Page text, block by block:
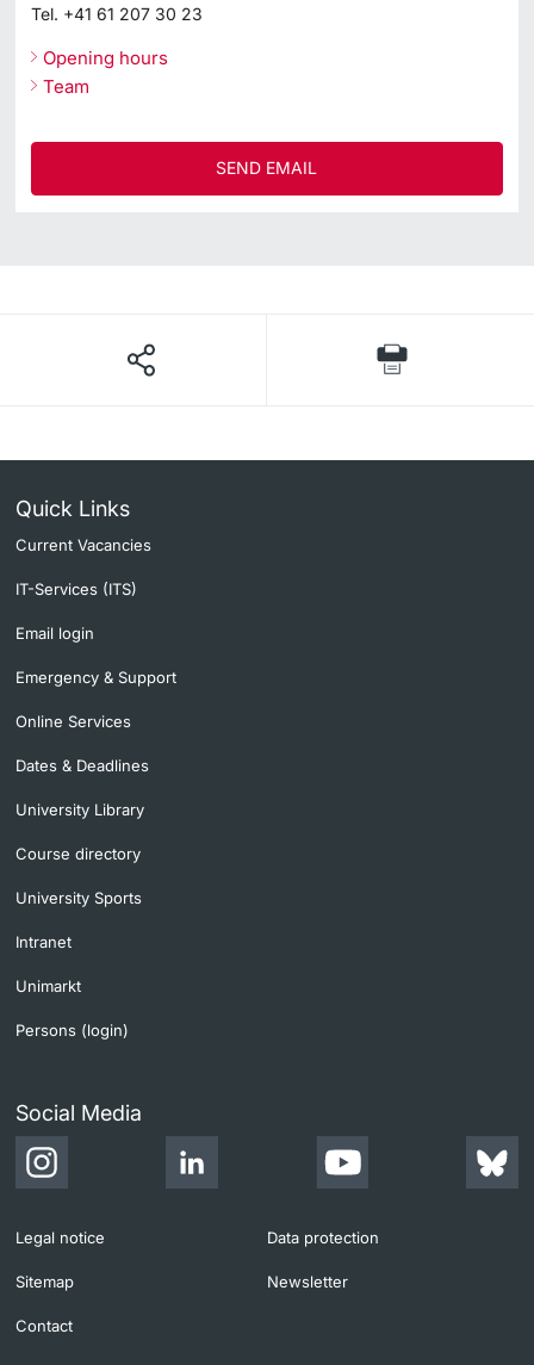
Tel. +41 61 207 30 23
Opening hours
Team
SEND EMAIL
Quick Links
Current Vacancies
IT-Services (ITS)
Email login
Emergency & Support
Online Services
Dates & Deadlines
University Library
Course directory
University Sports
Intranet
Unimarkt
Persons (login)
Social Media
Legal notice Data protection
Sitemap Newsletter
Contact